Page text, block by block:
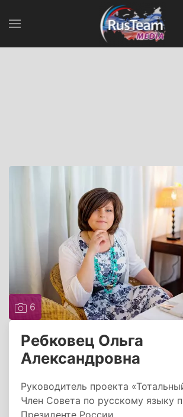
6
Ребковец Ольга
Александровна
Руководитель проекта
Член Совета по русскому языку
Президенте России.